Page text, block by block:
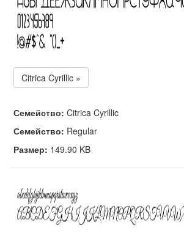
Citrica Cyrillic »
Семейство: Citrica Cyrillic
Семейство: Regular
Размер: 149.90 KB